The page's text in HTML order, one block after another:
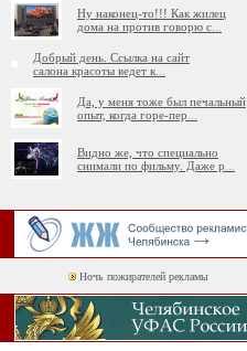
Ну наконец-то!!! Как жилец
дома на против говорю с
Добрый день. Ссылка на сайт
салона красоты ведет к
Да, у меня тоже был печальный
опыт, когда горе-пер
Видно же, что специально
снимали по фильму. Даже р
Ночь пожирателей рекламы